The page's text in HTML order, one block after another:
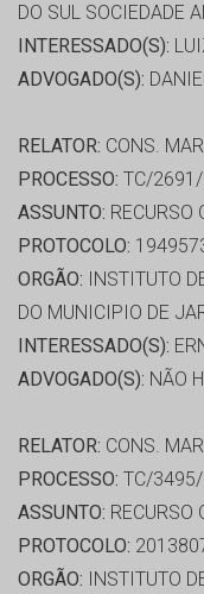
DO SUL SOCIEDADE
INTERESSADO(S):
ADVOGADO(S):
RELATOR: CONS.
PROCESSO: TC/
ASSUNTO: RECURSO
PROTOCOLO:
ORGÃO: INSTITUTO
DO MUNICIPIO DE
INTERESSADO(S):
ADVOGADO(S): NÃO
RELATOR: CONS.
PROCESSO: TC/
ASSUNTO: RECURSO
PROTOCOLO:
ORGÃO: INSTITUTO